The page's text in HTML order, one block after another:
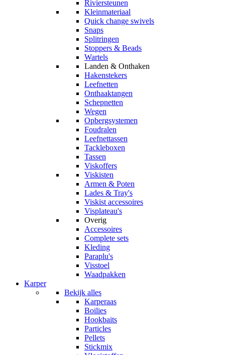
Riviersteunen
Kleinmateriaal
Quick change swivels
Snaps
Splitringen
Stoppers & Beads
Wartels
Landen & Onthaken
Hakenstekers
Leefnetten
Onthaaktangen
Schepnetten
Wegen
Opbergsystemen
Foudralen
Leefnettassen
Tackleboxen
Tassen
Viskoffers
Viskisten
Armen & Poten
Lades & Tray's
Viskist accessoires
Visplateau's
Overig
Accessoires
Complete sets
Kleding
Paraplu's
Visstoel
Waadpakken
Karper
Bekijk alles
Karperaas
Boilies
Hookbaits
Particles
Pellets
Stickmix